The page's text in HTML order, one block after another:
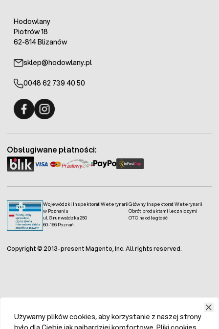
Hodowlany
Piotrów 18
62-814 Blizanów
sklep@hodowlany.pl
0048 62 739 40 50
Wojewódzki Inspektorat Weterynarii
w Poznaniu
ul. Grunwaldzka 250
60-166 Poznań
Główny Inspektorat Weterynarii
Obrót produktami leczniczymi
OTC na odległość
Obsługiwane płatności:
Copyright © 2013-present Magento, Inc. All rights reserved.
Używamy plików cookies, aby korzystanie z naszej strony